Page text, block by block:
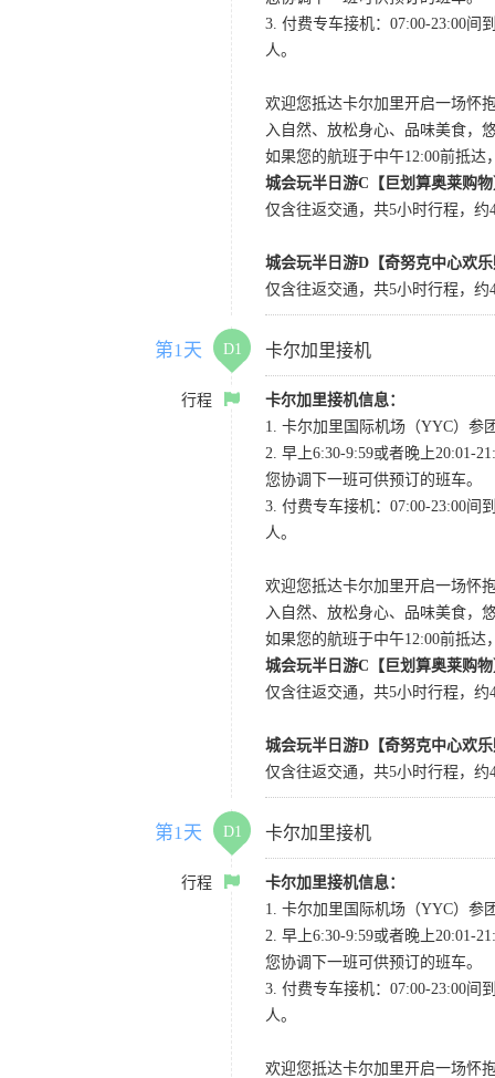
3. 付费专车接机：07:00-23:00间
人。
欢迎您抵达卡尔加里开启一场怀
入自然、放松身心、品味美食，
如果您的航班于中午12:00前抵
城会玩半日游C【巨划算奥莱购
仅含往返交通，共5小时行程，
城会玩半日游D【奇努克中心欢
仅含往返交通，共5小时行程，
第1天 D1 卡尔加里接机
行程
卡尔加里接机信息：
1. 卡尔加里国际机场（YYC）参
2. 早上6:30-9:59或者晚上20:01-
您协调下一班可供预订的班车。
3. 付费专车接机：07:00-23:00间
人。
欢迎您抵达卡尔加里开启一场怀
入自然、放松身心、品味美食，
如果您的航班于中午12:00前抵
城会玩半日游C【巨划算奥莱购
仅含往返交通，共5小时行程，
城会玩半日游D【奇努克中心欢
仅含往返交通，共5小时行程，
第1天 D1 卡尔加里接机
行程
卡尔加里接机信息：
1. 卡尔加里国际机场（YYC）参
2. 早上6:30-9:59或者晚上20:01-
您协调下一班可供预订的班车。
3. 付费专车接机：07:00-23:00间
人。
欢迎您抵达卡尔加里开启一场怀